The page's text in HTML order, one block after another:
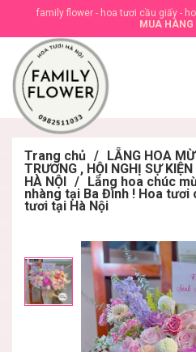
family flower - hoa tươi cầu giấy -
MUA HÀNG
Trang chủ / LẴNG HOA
TRƯƠNG , HỘI NGHỊ SỰ
HÀ NỘI / Lẵng hoa chúc
nhàng tại Ba Đình ! Hoa tươi
tươi tại Hà Nội